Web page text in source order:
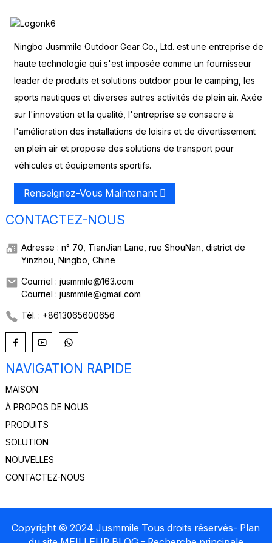
Ningbo Jusmmile Outdoor Gear Co., Ltd. est une entreprise de
haute technologie qui s'est imposée comme un fournisseur
leader de produits et solutions outdoor pour le camping, les
sports nautiques et diverses autres activités de plein air. Axée
sur l'innovation et la qualité, l'entreprise se consacre à
l'amélioration des installations de loisirs et de divertissement
en plein air et propose des solutions de transport pour
véhicules et équipements sportifs.
Renseignez-Vous Maintenant
CONTACTEZ-NOUS
Adresse : n° 70, TianJian Lane, rue ShouNan, district de
Yinzhou, Ningbo, Chine
Courriel : jusmmile@163.com
Courriel : jusmmile@gmail.com
Tél. : +8613065600656
NAVIGATION RAPIDE
MAISON
À PROPOS DE NOUS
PRODUITS
SOLUTION
NOUVELLES
CONTACTEZ-NOUS
Copyright © 2024 Jusmmile Tous droits réservés- Plan